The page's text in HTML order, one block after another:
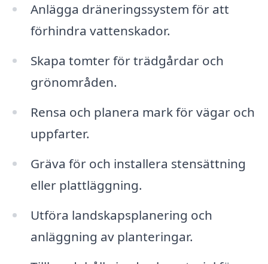
Anlägga dräneringssystem för att
förhindra vattenskador.
Skapa tomter för trädgårdar och
grönområden.
Rensa och planera mark för vägar och
uppfarter.
Gräva för och installera stensättning
eller plattläggning.
Utföra landskapsplanering och
anläggning av planteringar.